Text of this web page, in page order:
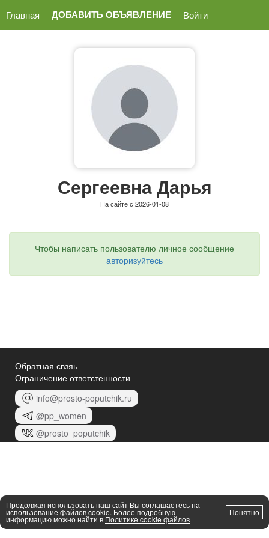
Главная ДОБАВИТЬ ОБЪЯВЛЕНИЕ Войти
Сергеевна Дарья
На сайте с 2026-01-08
Чтобы написать пользователю личное сообщение
авторизуйтесь
Обратная свзяь
Ограничение ответстенности
info@prosto-poputchik.ru
@pp_women
@prosto_poputchik
Продолжая использовать наш сайт Вы соглашаетесь на
использование файлов cookie. Более подробную
информацию можно найти в Политике cookie файлов
Понятно